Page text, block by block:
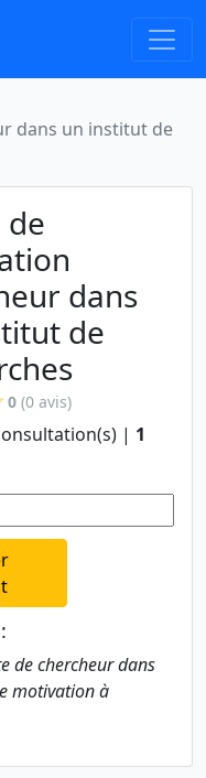
dans un institut de
de
dans
de
0 (0 avis)
| 1
de chercheur dans
motivation à